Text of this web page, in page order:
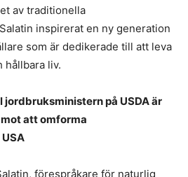
av traditionella
inspirerat en ny generation
som är dedikerade till att leva
hållbara liv.
jordbruksministern på USDA är
att omforma
förespråkare för naturlig